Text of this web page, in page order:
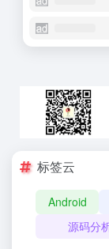
标签云
Android
源码分